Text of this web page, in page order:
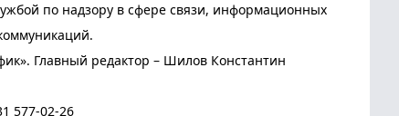
по надзору в сфере связи, информационных
Главный редактор – Шилов Константин
577-02-26